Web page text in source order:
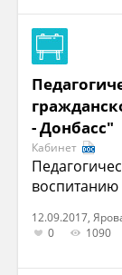
- Донбасс"
Кабинет
воспитанию
12.09.2017,
0
1090